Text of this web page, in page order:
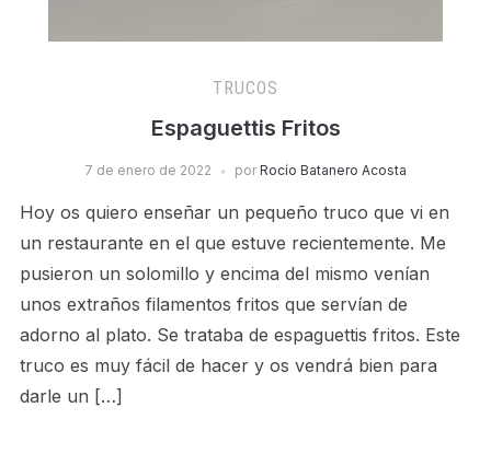
TRUCOS
Espaguettis Fritos
7 de enero de 2022 por Rocío Batanero Acosta
Hoy os quiero enseñar un pequeño truco que vi en
un restaurante en el que estuve recientemente. Me
pusieron un solomillo y encima del mismo venían
unos extraños filamentos fritos que servían de
adorno al plato. Se trataba de espaguettis fritos. Este
truco es muy fácil de hacer y os vendrá bien para
darle un […]